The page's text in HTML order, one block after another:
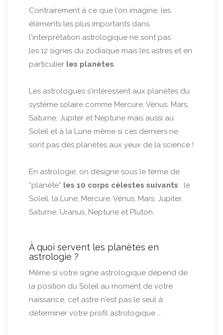
Contrairement à ce que l'on imagine, les
éléments les plus importants dans
l'interprétation astrologique ne sont pas
les 12 signes du zodiaque mais les astres et en
particulier les planètes.
Les astrologues s'intéressent aux planètes du
système solaire comme Mercure, Vénus, Mars,
Saturne, Jupiter et Neptune mais aussi au
Soleil et à la Lune même si ces derniers ne
sont pas des planètes aux yeux de la science !
En astrologie, on désigne sous le terme de
“planète” les 10 corps célestes suivants : le
Soleil, la Lune, Mercure, Vénus, Mars, Jupiter,
Saturne, Uranus, Neptune et Pluton.
À quoi servent les planètes en
astrologie ?
Même si votre signe astrologique dépend de
la position du Soleil au moment de votre
naissance, cet astre n'est pas le seul à
déterminer votre profil astrologique …